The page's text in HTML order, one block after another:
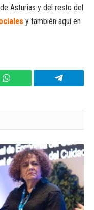
Asturias y del resto del
y también aquí en
WhatsApp Telegram